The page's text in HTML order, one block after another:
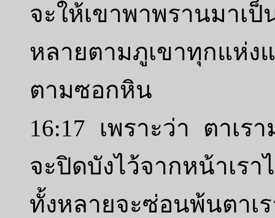
จะให้เขาพาพรานมา
หลายตามภูเขาทุกแห่ง
ตามซอกหิน
16:17 เพราะว่า ตาเร
จะปิดบังไว้จากหน้าเร
ทั้งหลายจะซ่อนพ้นตาเ